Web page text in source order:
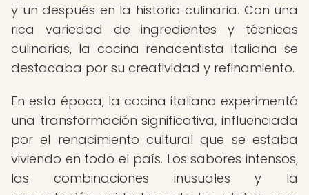
y un después en la historia culinaria. Con una
rica variedad de ingredientes y técnicas
culinarias, la cocina renacentista italiana se
destacaba por su creatividad y refinamiento.
En esta época, la cocina italiana experimentó
una transformación significativa, influenciada
por el renacimiento cultural que se estaba
viviendo en todo el país. Los sabores intensos,
las combinaciones inusuales y la